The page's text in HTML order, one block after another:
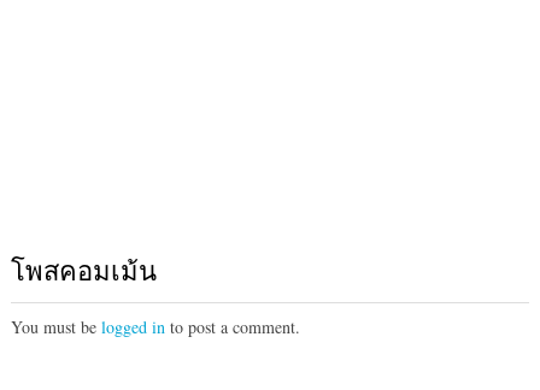
โพสคอมเม้น
You must be logged into post a comment.